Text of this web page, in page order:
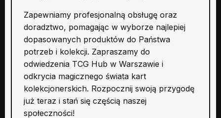
Zapewniamy profesjonalną obsługę oraz
doradztwo, pomagając w wyborze najlepiej
dopasowanych produktów do Państwa
potrzeb i kolekcji. Zapraszamy do
odwiedzenia TCG Hub w Warszawie i
odkrycia magicznego świata kart
kolekcjonerskich. Rozpocznij swoją przygodę
już teraz i stań się częścią naszej
społeczności!